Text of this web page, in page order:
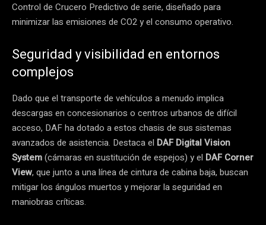
Control de Crucero Predictivo de serie, diseñado para
minimizar las emisiones de CO2 y el consumo operativo.
Seguridad y visibilidad en entornos
complejos
Dado que el transporte de vehículos a menudo implica
descargas en concesionarios o centros urbanos de difícil
acceso, DAF ha dotado a estos chasis de sus sistemas
avanzados de asistencia. Destaca el DAF Digital Vision
System(cámaras en sustitución de espejos) y el DAF Corner
View, que junto a una línea de cintura de cabina baja, buscan
mitigar los ángulos muertos y mejorar la seguridad en
maniobras críticas.